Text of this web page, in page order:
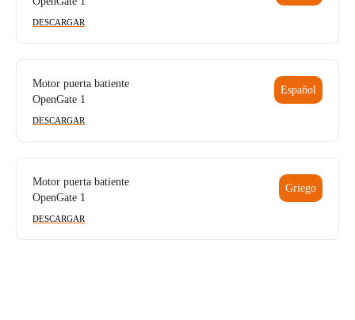
DESCARGAR
Motor puerta batiente
OpenGate 1
Español
DESCARGAR
Motor puerta batiente
OpenGate 1
Griego
DESCARGAR